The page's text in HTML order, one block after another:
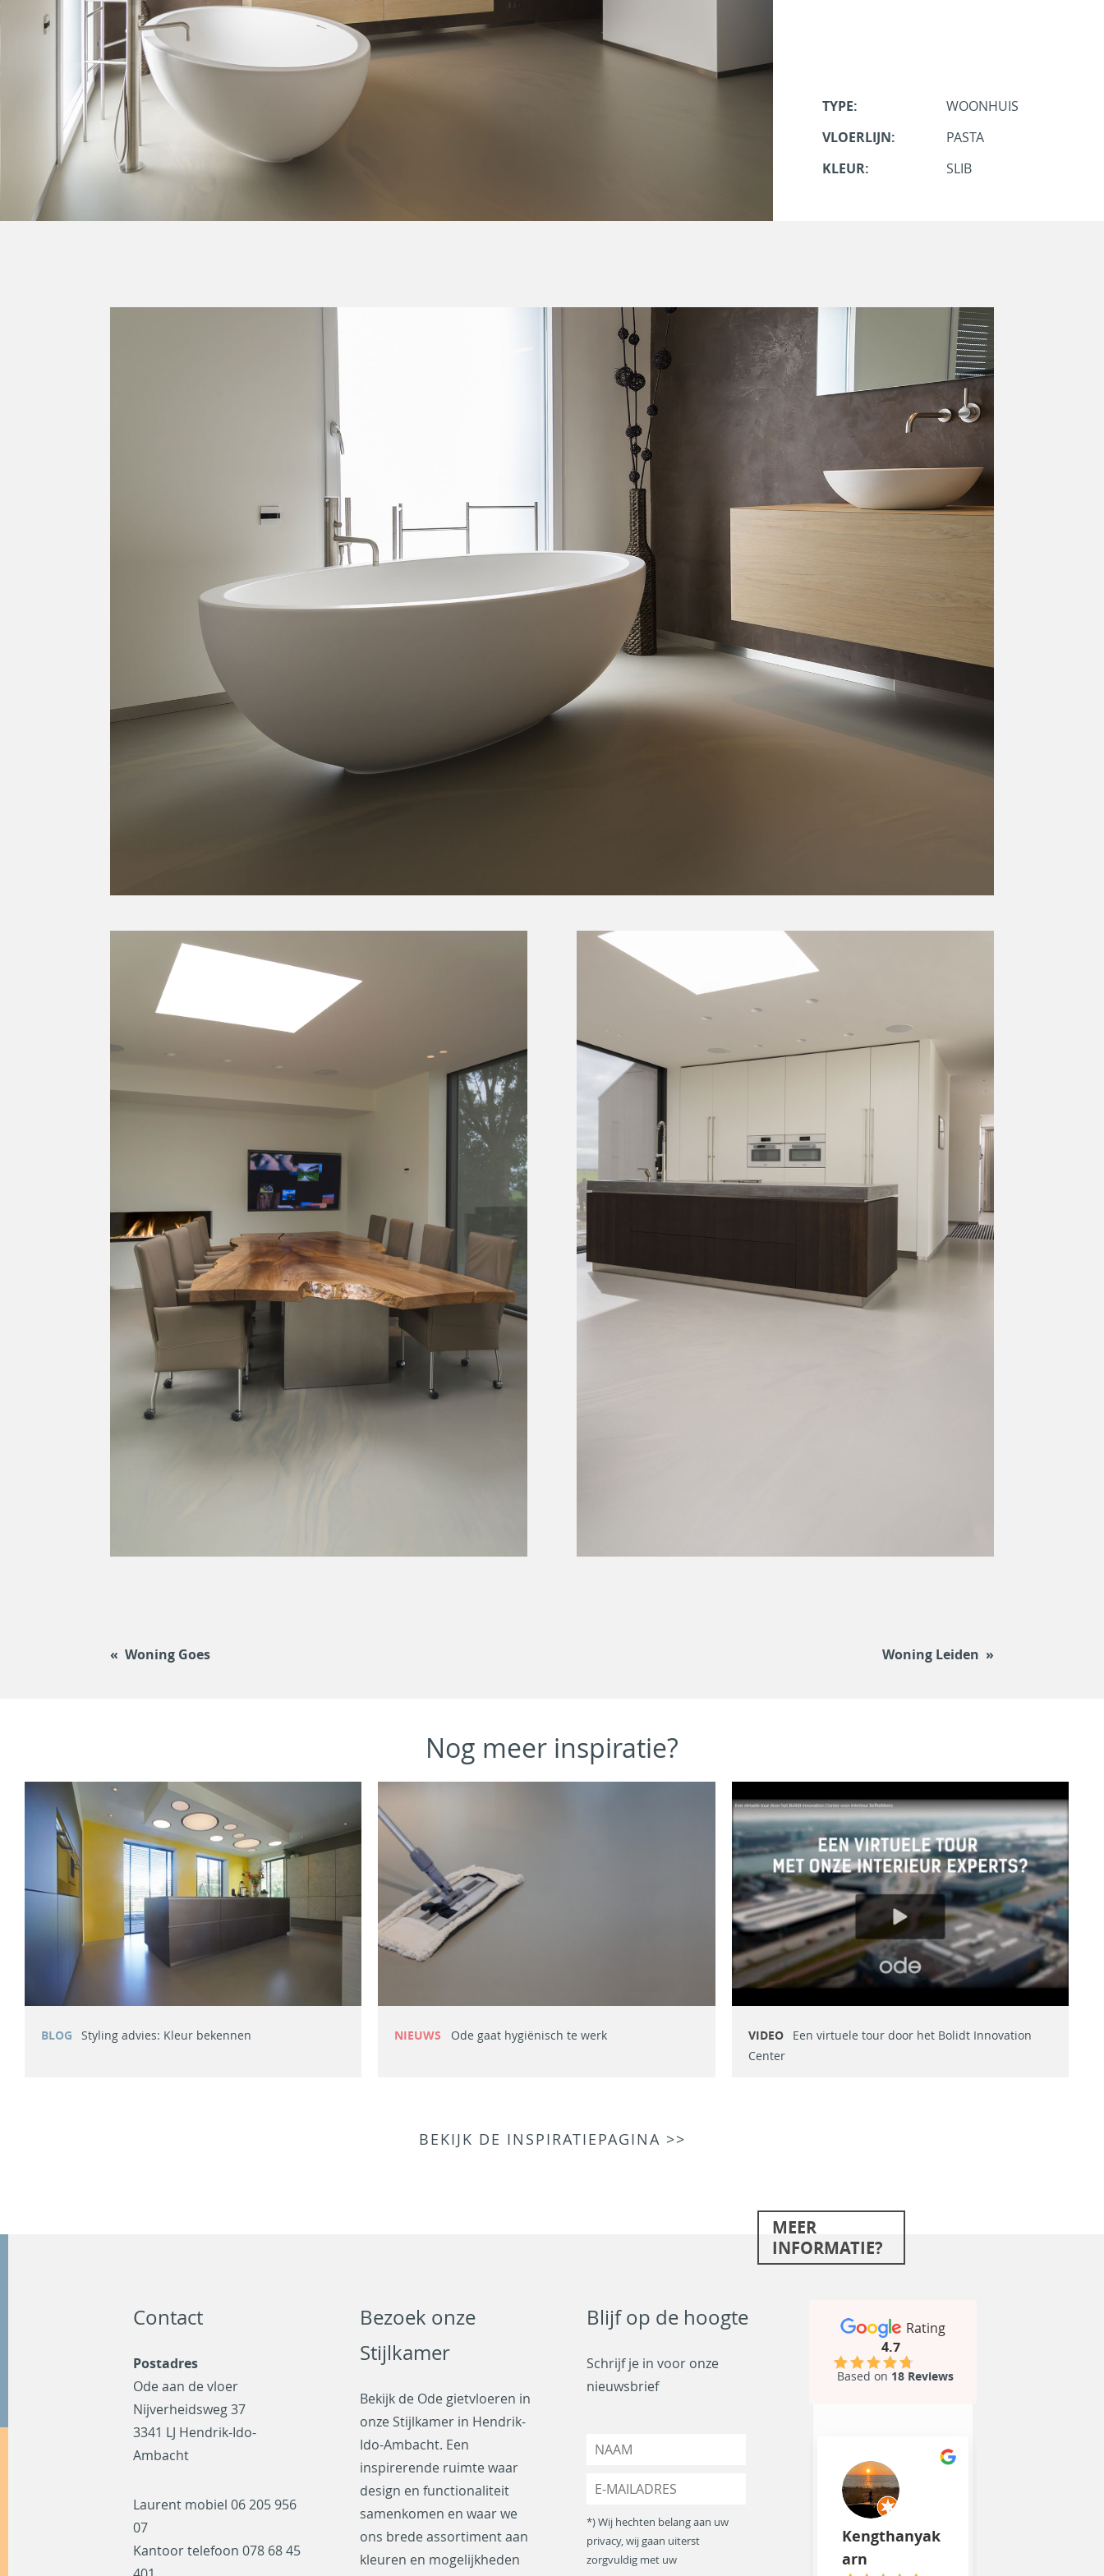
TYPE:
WOONHUIS
VLOERLIJN:
PASTA
KLEUR:
SLIB
Woning Goes Woning Leiden
Nog meer inspiratie?
BLOG Styling advies: Kleur bekennen NIEUWS Ode gaat hygiënisch te werk VIDEO
Een virtuele tour door het Bolidt Innovation
Center
BEKIJK DE INSPIRATIEPAGINA >>
MEER
INFORMATIE?
Contact
Postadres
Ode aan de vloer
Nijverheidsweg 37
3341 LJ Hendrik-Ido-
Ambacht
Laurent mobiel06 205 956
07
Kantoor telefoon078 68 45
Bezoek onze
Stijlkamer
Bekijk de Ode gietvloeren in
onze Stijlkamer in Hendrik-
Ido-Ambacht. Een
inspirerende ruimte waar
design en functionaliteit
samenkomen en waar we
ons brede assortiment aan
kleuren en mogelijkheden
Blijf op de hoogte
Schrijf je in voor onze
nieuwsbrief
N
m
m
a
i
l
*) Wij hechten belang aan uw
privacy, wij gaan uiterst
zorgvuldig met uw
Rating
4.7
Based on 18 Reviews
Kengthanyak
arn